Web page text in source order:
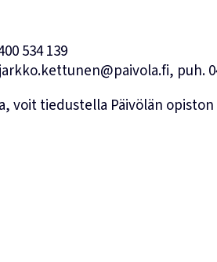
534 139
jarkko.kettunen@paivola.fi, puh.
voit tiedustella Päivölän